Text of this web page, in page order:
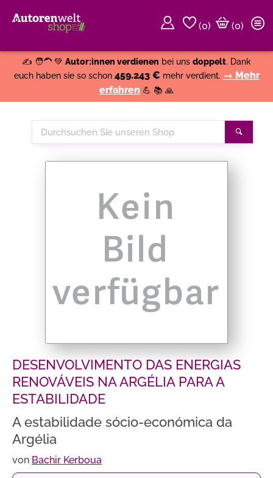
(0)
(0)
✍️ 🧑‍🦱 💚 Autor:innen verdienen bei uns doppelt. Dank
euch haben sie so schon 459.243 € mehr verdient. → Mehr
erfahren 💪 📚 🙏
Durchsuchen
Sie
DESENVOLVIMENTO DAS ENERGIAS
RENOVÁVEIS NA ARGÉLIA PARA A
ESTABILIDADE
A estabilidade sócio-económica da
Argélia
von Bachir Kerboua